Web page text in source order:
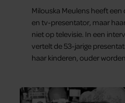
Milouska Meulens heeft een
en tv-presentator, maar
niet op televisie. In een
vertelt de 53-jarige
haar kinderen, ouder
dag het meest bezighouden.